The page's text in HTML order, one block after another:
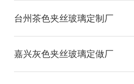
台州茶色夹丝玻璃定制厂
嘉兴灰色夹丝玻璃定做厂